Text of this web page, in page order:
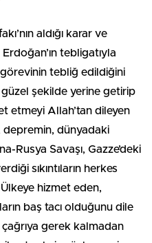
aldığı karar ve
tebligatıyla
görevinin tebliğ edildiğini
güzel şekilde yerine getirip
etmeyi Allah’tan dileyen
depremin, dünyadaki
Rusya Savaşı, Gazze’deki
sıkıntıların herkes
hizmet eden,
baş tacı olduğunu dile
gerek kalmadan